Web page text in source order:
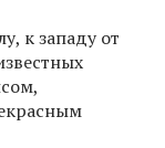
к западу от